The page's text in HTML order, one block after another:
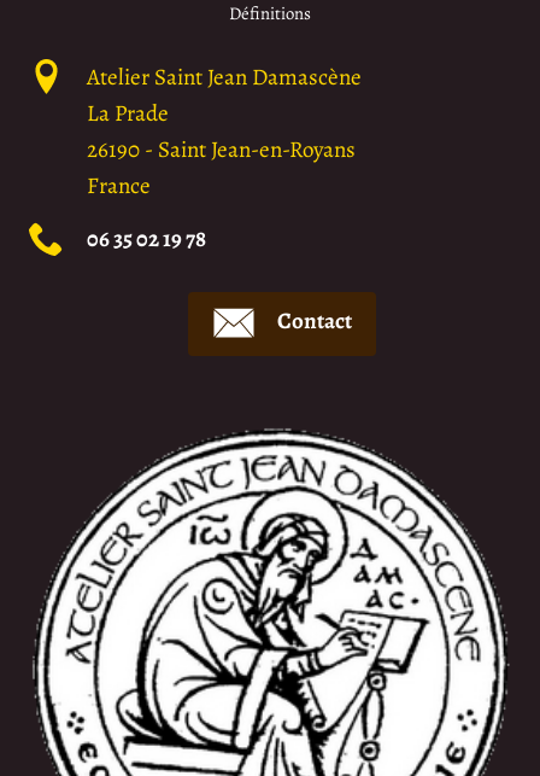
Définitions
Atelier Saint Jean Damascène
La Prade
26190- Saint Jean-en-Royans
France
06 35 02 19 78
Contact